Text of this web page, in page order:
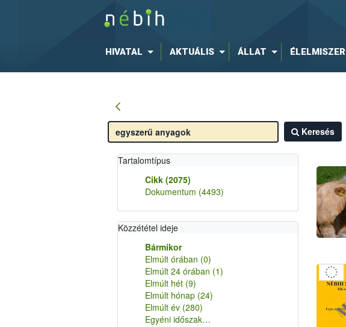
HIVATAL AKTUÁLIS ÁLLAT ÉLELMISZER
Keresés
Tartalomtípus
Cikk (2075)
Dokumentum (4493)
Közzététel ideje
Bármikor
Elmúlt órában (0)
Elmúlt 24 órában (1)
Elmúlt hét (9)
Elmúlt hónap (24)
Elmúlt év (280)
Egyéni időszak…